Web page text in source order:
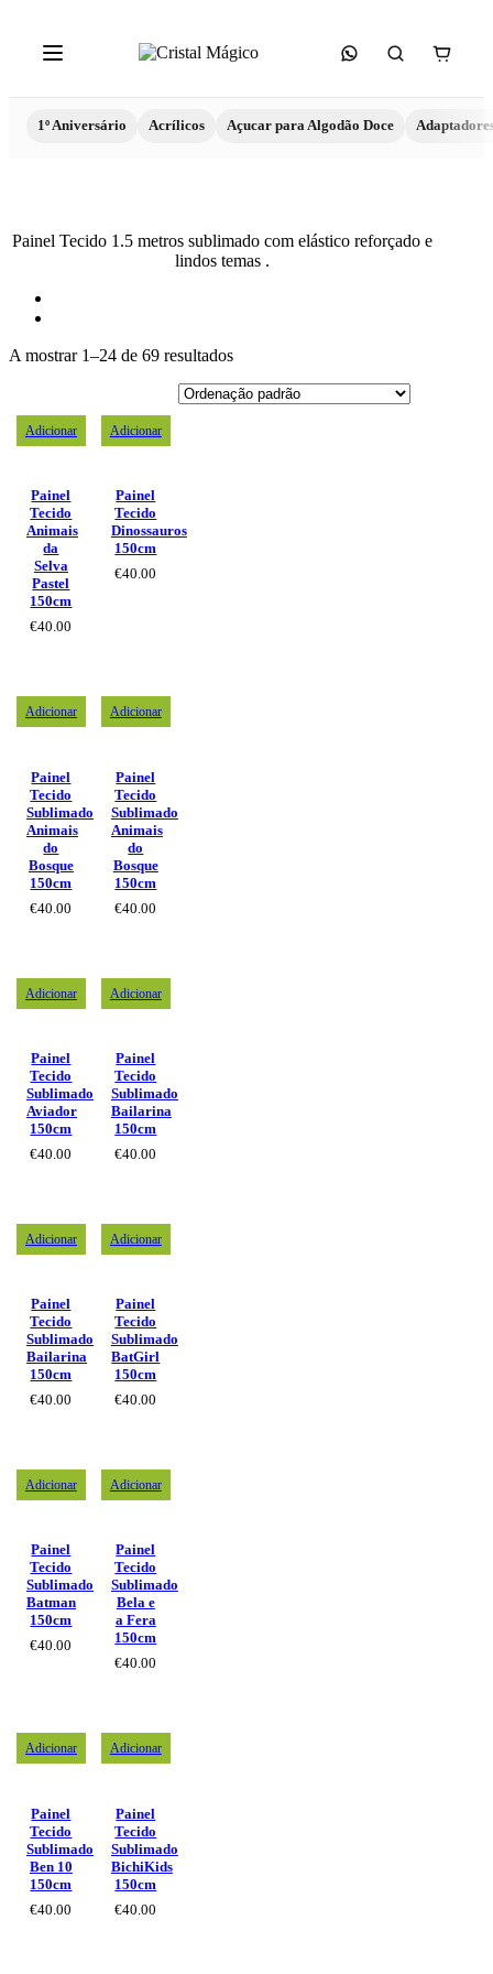
1º Aniversário Acrílicos Açucar para Algodão Doce
Painel Tecido 1.5 metros sublimado com elástico reforçado e
lindos temas .
A mostrar 1–24 de 69 resultados
Adicionar
Painel
Tecido
Animais
da
Selva
Pastel
150cm
€40.00
Adicionar
Painel
Tecido
Dinossauros
150cm
€40.00
Adicionar
Painel
Tecido
Sublimado
Animais
do
Bosque
150cm
€40.00
Adicionar
Painel
Tecido
Sublimado
Animais
do
Bosque
150cm
€40.00
Adicionar
Painel
Tecido
Sublimado
Aviador
150cm
€40.00
Adicionar
Painel
Tecido
Sublimado
Bailarina
150cm
€40.00
Adicionar
Painel
Tecido
Sublimado
Bailarina
150cm
€40.00
Adicionar
Painel
Tecido
Sublimado
BatGirl
150cm
€40.00
Adicionar
Painel
Tecido
Sublimado
Batman
150cm
€40.00
Adicionar
Painel
Tecido
Sublimado
Bela e
a Fera
150cm
€40.00
Adicionar
Painel
Tecido
Sublimado
Ben 10
150cm
€40.00
Adicionar
Painel
Tecido
Sublimado
BichiKids
150cm
€40.00